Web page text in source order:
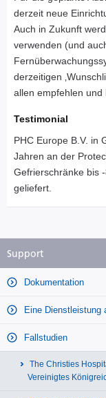
derzeit neue
Auch in Zukunft
verwenden (und
derzeitigen
allen empfehlen und
Testimonial
PHC Europe B.V. in
Jahren an der
Gefrierschränke bis
geliefert.
Support
Dokumentation
Eine Dienstleistung
Fallstudien
The Christies
Vereinigtes